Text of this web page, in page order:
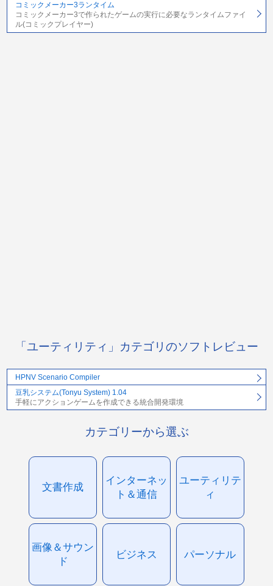
コミックメーカー3ランタイム
コミックメーカー3で作られたゲームの実行に必要なランタイムファイ
ル(コミックプレイヤー)
「ユーティリティ」カテゴリのソフトレビュー
HPNV Scenario Compiler
豆乳システム(Tonyu System) 1.04
手軽にアクションゲームを作成できる統合開発環境
カテゴリーから選ぶ
文書作成
インターネッ
ト＆通信
ユーティリテ
ィ
画像＆サウン
ド
ビジネス パーソナル